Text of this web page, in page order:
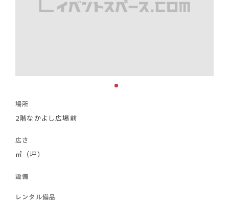
場所
2階なかよし広場前
広さ
㎡（坪）
設備
レンタル備品